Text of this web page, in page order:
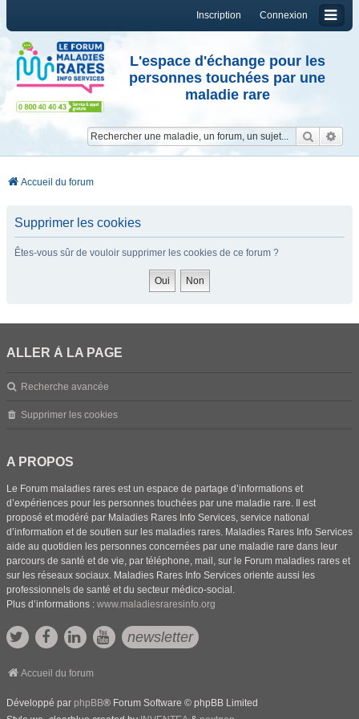
Connexion
Inscription
L'espace d'échange pour les
personnes touchées par une
maladie rare
Accueil du forum
Supprimer les cookies
Êtes-vous sûr de vouloir supprimer les cookies de ce forum ?
ALLER À LA PAGE
Recherche avancée
Supprimer les cookies
A PROPOS
Le Forum maladies rares est un espace de partage d’informations et
d’expériences pour les personnes touchées par une maladie rare. Il est
proposé et modéré par Maladies Rares Info Services, service national
d’information et de soutien sur les maladies rares. Maladies Rares Info Services
aide au quotidien les personnes concernées par une maladie rare dans leur
parcours de santé et de vie, par téléphone, mail, sur le Forum maladies rares et
sur les réseaux sociaux. Maladies Rares Info Services oriente aussi les
professionnels de santé et du secteur médico-social.
Plus d’informations : www.maladiesraresinfo.org
newsletter
Accueil du forum
Développé par phpBB® Forum Software © phpBB Limited